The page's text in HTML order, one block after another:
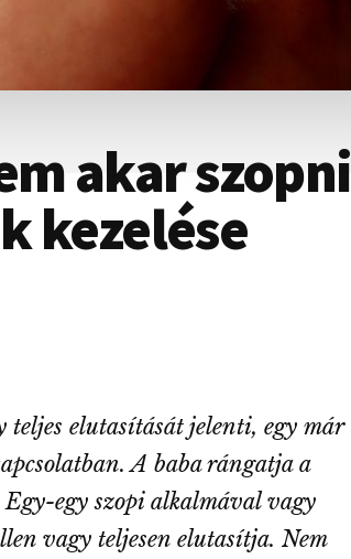
akar szopni
kezelése
teljes elutasítását jelenti, egy már
A baba rángatja a
egy szopi alkalmával vagy
vagy teljesen elutasítja. Nem